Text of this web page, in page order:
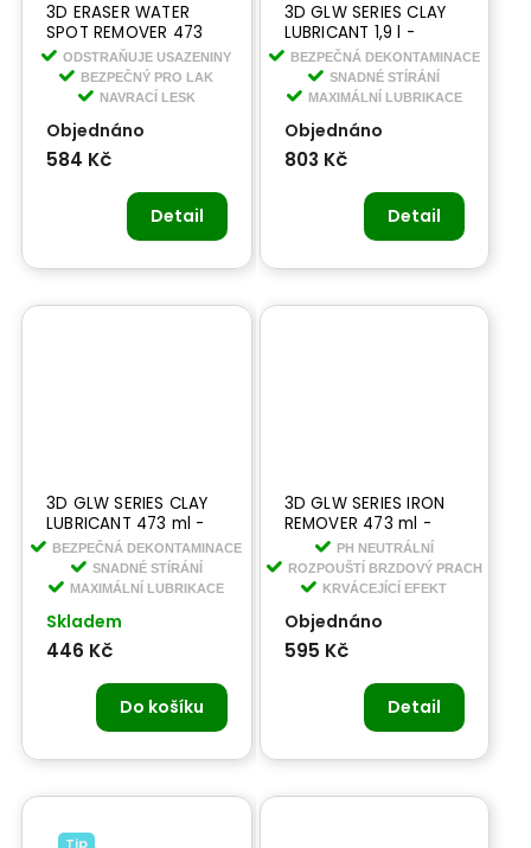
3D ERASER WATER
SPOT REMOVER 473
ml - odstraňovač
skvrn od tvrdé vody
ODSTRAŇUJE USAZENINY
BEZPEČNÝ PRO LAK
NAVRACÍ LESK
Objednáno
584 Kč
Detail
3D GLW SERIES CLAY
LUBRICANT 1,9 l -
lubrikant pro
dekontaminaci laku
BEZPEČNÁ DEKONTAMINACE
SNADNÉ STÍRÁNÍ
MAXIMÁLNÍ LUBRIKACE
Objednáno
803 Kč
Detail
3D GLW SERIES CLAY
LUBRICANT 473 ml -
lubrikant pro
dekonatminaci laku
BEZPEČNÁ DEKONTAMINACE
SNADNÉ STÍRÁNÍ
MAXIMÁLNÍ LUBRIKACE
Skladem
446 Kč
Do košíku
3D GLW SERIES IRON
REMOVER 473 ml -
čistič na kola s
krvácejícím efektem
PH NEUTRÁLNÍ
ROZPOUŠTÍ BRZDOVÝ PRACH
KRVÁCEJÍCÍ EFEKT
Objednáno
595 Kč
Detail
Tip